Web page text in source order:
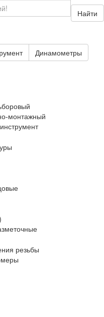
Найти
Динамометры
монтажный
резьбы